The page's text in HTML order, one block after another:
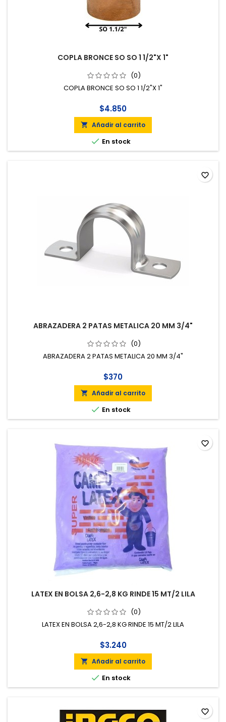
COPLA BRONCE SO SO 1 1/2"X 1"
(0)
COPLA BRONCE SO SO 1 1/2"X 1"
$4.850
 Añadir al carrito
 En stock
ABRAZADERA 2 PATAS METALICA 20 MM 3/4"
(0)
ABRAZADERA 2 PATAS METALICA 20 MM 3/4"
$370
 Añadir al carrito
 En stock
favorite_border
LATEX EN BOLSA 2,6-2,8 KG RINDE 15 MT/2 LILA
(0)
LATEX EN BOLSA 2,6-2,8 KG RINDE 15 MT/2 LILA
$3.240
 Añadir al carrito
 En stock
favorite_border
favorite_border